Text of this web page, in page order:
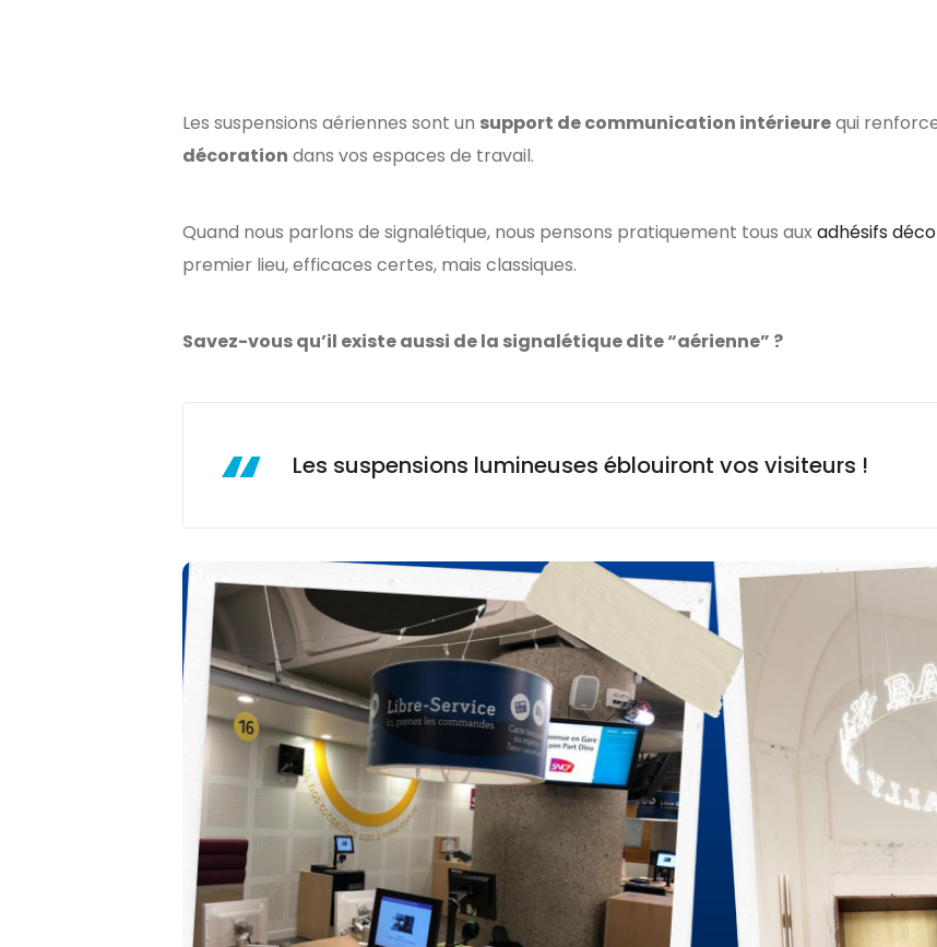
Les suspensions aériennes sont un support de communication intérieurequi
décoration dans vos espaces de travail.
Quand nous parlons de signalétique, nous pensons pratiquement tous auxadhésifs
premier lieu, efficaces certes, mais classiques.
Savez-vous qu’il existe aussi de la signalétique dite “aérienne” ?
Les suspensions lumineuses éblouiront vos visiteurs !